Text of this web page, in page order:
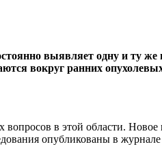
выявляет одну и ту
вокруг ранних
в этой области. Новое
опубликованы в